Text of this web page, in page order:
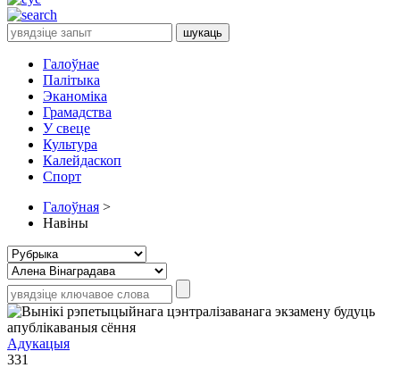
Галоўнае
Палітыка
Эканоміка
Грамадства
У свеце
Культура
Калейдаскоп
Спорт
Галоўная >
Навіны
Адукацыя
331